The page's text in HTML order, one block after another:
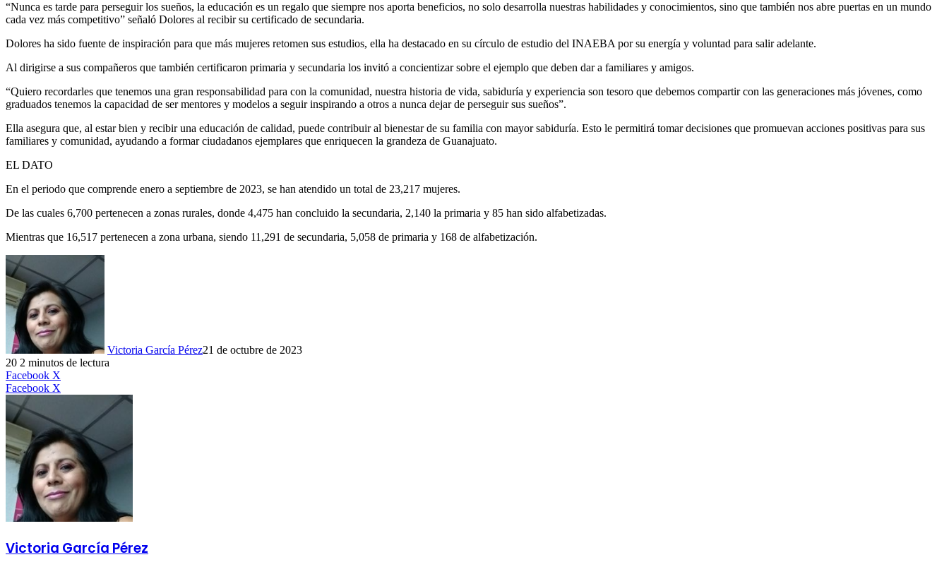
“Nunca es tarde para perseguir los sueños, la educación es un regalo que siempre nos aporta beneficios, no solo desarrolla nuestras habilidades y conocimientos, sino que también nos abre puertas en un mundo
cada vez más competitivo” señaló Dolores al recibir su certificado de secundaria.
Dolores ha sido fuente de inspiración para que más mujeres retomen sus estudios, ella ha destacado en su círculo de estudio del INAEBA por su energía y voluntad para salir adelante.
Al dirigirse a sus compañeros que también certificaron primaria y secundaria los invitó a concientizar sobre el ejemplo que deben dar a familiares y amigos.
“Quiero recordarles que tenemos una gran responsabilidad para con la comunidad, nuestra historia de vida, sabiduría y experiencia son tesoro que debemos compartir con las generaciones más jóvenes, como
graduados tenemos la capacidad de ser mentores y modelos a seguir inspirando a otros a nunca dejar de perseguir sus sueños”.
Ella asegura que, al estar bien y recibir una educación de calidad, puede contribuir al bienestar de su familia con mayor sabiduría. Esto le permitirá tomar decisiones que promuevan acciones positivas para sus
familiares y comunidad, ayudando a formar ciudadanos ejemplares que enriquecen la grandeza de Guanajuato.
EL DATO
En el periodo que comprende enero a septiembre de 2023, se han atendido un total de 23,217 mujeres.
De las cuales 6,700 pertenecen a zonas rurales, donde 4,475 han concluido la secundaria, 2,140 la primaria y 85 han sido alfabetizadas.
Mientras que 16,517 pertenecen a zona urbana, siendo 11,291 de secundaria, 5,058 de primaria y 168 de alfabetización.
Victoria García Pérez21 de octubre de 2023
20 2 minutos de lectura
Facebook X
Facebook X
electrónico
Victoria García Pérez